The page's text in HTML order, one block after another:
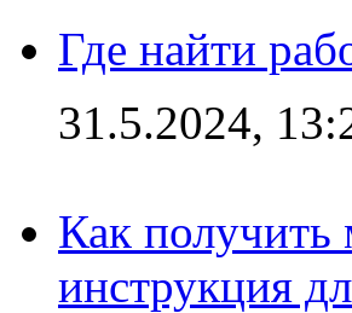
Где найти
31.5.2024,
Как получить
инструкция